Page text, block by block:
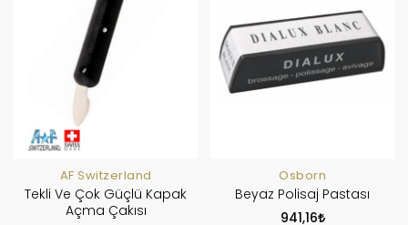
AF Switzerland
Tekli Ve Çok Güçlü Kapak
Açma Çakısı
Osborn
Beyaz Polisaj Pastası
941,16